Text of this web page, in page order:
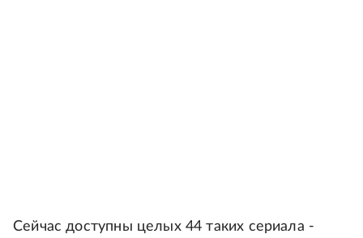
Сейчас доступны целых 44 таких сериала -